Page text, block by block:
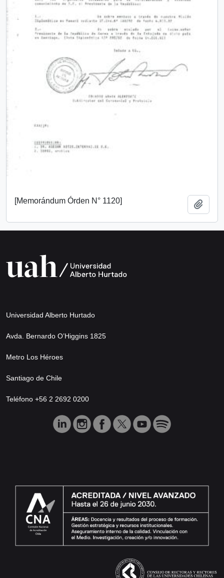
[Memorándum Órden N° 1120]
Universidad Alberto Hurtado
Avda. Bernardo O’Higgins 1825
Metro Los Héroes
Santiago de Chile
Teléfono +56 2 2692 0200